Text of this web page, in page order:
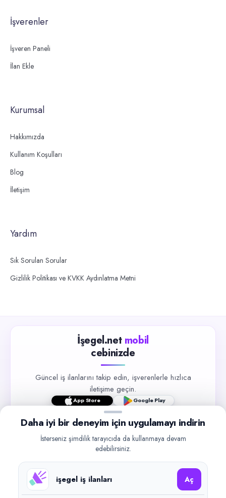
İşverenler
İşveren Paneli
İlan Ekle
Kurumsal
Hakkımızda
Kullanım Koşulları
Blog
İletişim
Yardım
Sık Sorulan Sorular
Gizlilik Politikası ve KVKK Aydınlatma Metni
İşegel.net mobil
cebinizde
Güncel iş ilanlarını takip edin, işverenlerle hızlıca
iletişime geçin.
App Store Google Play
işegel.net bir ilan yayın platformudur; iş bulma aracılığı veya işe
yerleştirme faaliyeti yapmaz.
Daha iyi bir deneyim için uygulamayı indirin
İsterseniz şimdilik tarayıcıda da kullanmaya devam
edebilirsiniz.
işegel iş ilanları Aç